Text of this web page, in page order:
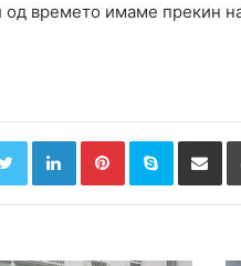
времето имаме прекин
TwitterLinkedInPinterestSkype Сподели